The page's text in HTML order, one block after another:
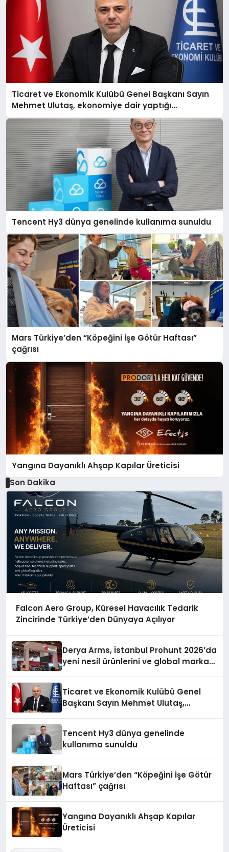
Ticaret ve Ekonomik Kulübü Genel Başkanı Sayın
Mehmet Ulutaş, ekonomiye dair yaptığı
açıklamada şunları kaydetti:
Tencent Hy3 dünya genelinde kullanıma sunuldu
Mars Türkiye’den “Köpeğini İşe Götür Haftası”
çağrısı
Yangına Dayanıklı Ahşap Kapılar Üreticisi
Son Dakika
Falcon Aero Group, Küresel Havacılık Tedarik
Zincirinde Türkiye’den Dünyaya Açılıyor
Derya Arms, İstanbul Prohunt 2026’da
yeni nesil ürünlerini ve global marka
Ticaret ve Ekonomik Kulübü Genel
Başkanı Sayın Mehmet Ulutaş,
Tencent Hy3 dünya genelinde
kullanıma sunuldu
Mars Türkiye’den “Köpeğini İşe Götür
Haftası” çağrısı
Yangına Dayanıklı Ahşap Kapılar
Üreticisi